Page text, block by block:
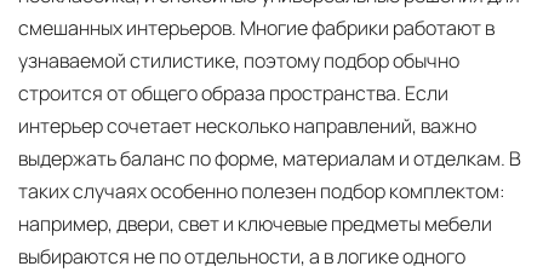
смешанных интерьеров. Многие фабрики работают в
узнаваемой стилистике, поэтому подбор обычно
строится от общего образа пространства. Если
интерьер сочетает несколько направлений, важно
выдержать баланс по форме, материалам и отделкам. В
таких случаях особенно полезен подбор комплектом:
например, двери, свет и ключевые предметы мебели
выбираются не по отдельности, а в логике одного